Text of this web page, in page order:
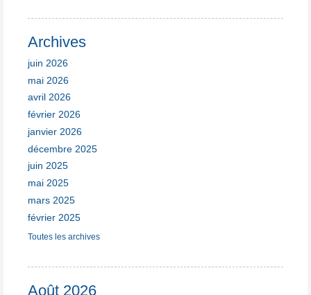
Archives
juin 2026
mai 2026
avril 2026
février 2026
janvier 2026
décembre 2025
juin 2025
mai 2025
mars 2025
février 2025
Toutes les archives
Août 2026